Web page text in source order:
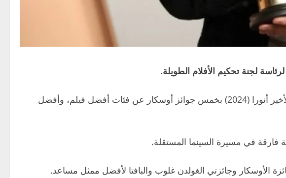
لجنة تحكيم الأفلام الطويلة.
ويعدّ شون بيكر أحد أبرز المخرجين الذين أحدثوا نقلة نوعية في عالم السينما المستقلة، و فاز فيلمه الأخير أنورا (2024) بخمس جوائز أوسكار عن فئات أفضل فيلم، وأفضل